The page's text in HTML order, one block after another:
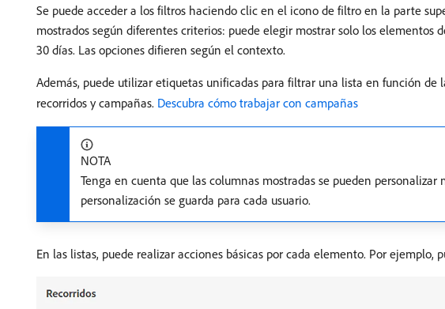
Se puede acceder a los filtros haciendo clic en el icono de filtro en la parte
mostrados según diferentes criterios: puede elegir mostrar solo los
30 días. Las opciones difieren según el contexto.
Además, puede utilizar etiquetas unificadas para filtrar una lista en función
recorridos y campañas. Descubra cómo trabajar con campañas
NOTA
Tenga en cuenta que las columnas mostradas se pueden
personalización se guarda para cada usuario.
En las listas, puede realizar acciones básicas por cada elemento. Por